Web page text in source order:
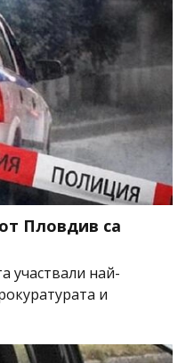
Пловдив са
участвали най-
и